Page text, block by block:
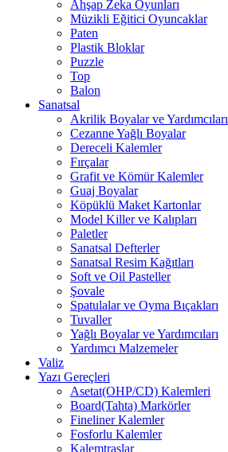
Ahşap Zeka Oyunları
Müzikli Eğitici Oyuncaklar
Paten
Plastik Bloklar
Puzzle
Top
Balon
Sanatsal
Akrilik Boyalar ve Yardımcıları
Cezanne Yağlı Boyalar
Dereceli Kalemler
Fırçalar
Grafit ve Kömür Kalemler
Guaj Boyalar
Köpüklü Maket Kartonlar
Model Killer ve Kalıpları
Paletler
Sanatsal Defterler
Sanatsal Resim Kağıtları
Soft ve Oil Pasteller
Şovale
Spatulalar ve Oyma Bıçakları
Tuvaller
Yağlı Boyalar ve Yardımcıları
Yardımcı Malzemeler
Valiz
Yazı Gereçleri
Asetat(OHP/CD) Kalemleri
Board(Tahta) Markörler
Fineliner Kalemler
Fosforlu Kalemler
Kalemtraşlar